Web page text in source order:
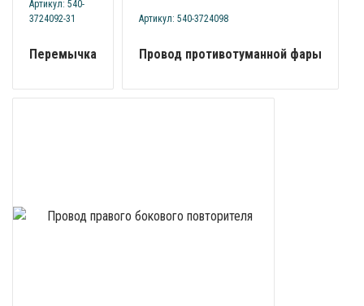
Артикул: 540-
3724092-31
Перемычка
Артикул: 540-3724098
Провод противотуманной фары